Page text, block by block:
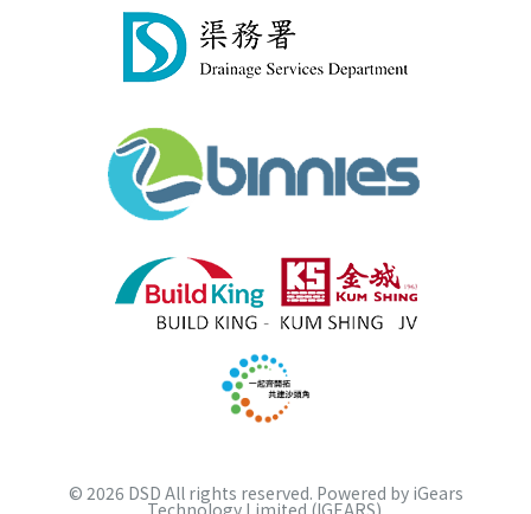
© 2026 DSD All rights reserved. Powered by iGears
Technology Limited (IGEARS)